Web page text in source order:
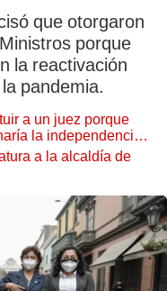
que otorgaron
porque
la reactivación
pandemia.
a un juez porque
la independencia
a la alcaldía de